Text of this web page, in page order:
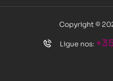
Copyright ©
Ligue nos: